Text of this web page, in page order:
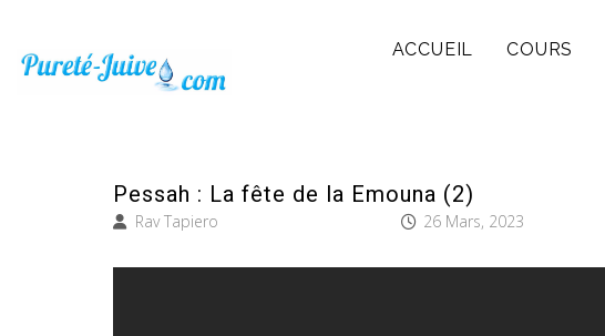
ACCUEIL COURS
Pessah : La fête de la Emouna (2)
Rav Tapiero 26 Mars, 2023